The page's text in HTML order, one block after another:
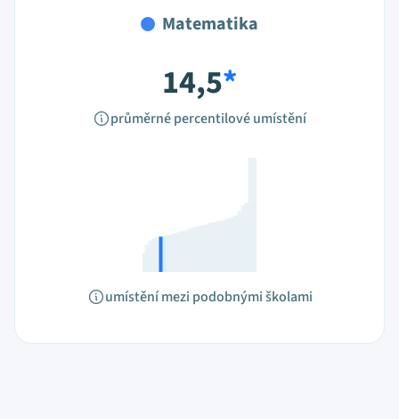
Matematika
14,5*
průměrné percentilové umístění
umístění mezi podobnými školami